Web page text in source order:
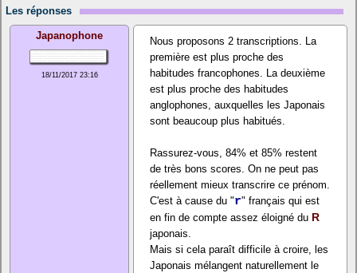
Les réponses
Japanophone
18/11/2017 23:16
Nous proposons 2 transcriptions. La
première est plus proche des
habitudes francophones. La deuxième
est plus proche des habitudes
anglophones, auxquelles les Japonais
sont beaucoup plus habitués.
Rassurez-vous, 84% et 85% restent
de très bons scores. On ne peut pas
réellement mieux transcrire ce prénom.
C'est à cause du "r" français qui est
en fin de compte assez éloigné du R
japonais.
Mais si cela paraît difficile à croire, les
Japonais mélangent naturellement le